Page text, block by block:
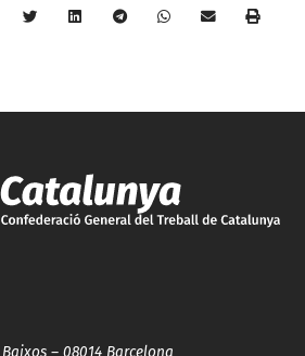
– 08014 Barcelona